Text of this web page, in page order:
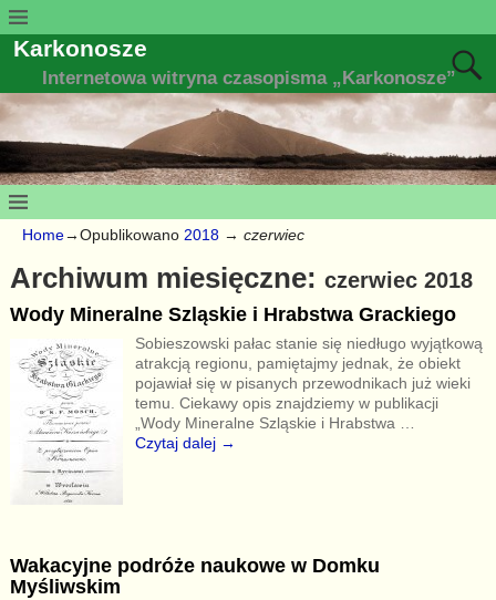
Karkonosze
Internetowa witryna czasopisma „Karkonosze”
Home→Opublikowano 2018 → czerwiec
Archiwum miesięczne: czerwiec 2018
Wody Mineralne Szląskie i Hrabstwa Grackiego
Sobieszowski pałac stanie się niedługo wyjątkową
atrakcją regionu, pamiętajmy jednak, że obiekt
pojawiał się w pisanych przewodnikach już wieki
temu. Ciekawy opis znajdziemy w publikacji
„Wody Mineralne Szląskie i Hrabstwa …
Czytaj dalej →
Wakacyjne podróże naukowe w Domku
Myśliwskim